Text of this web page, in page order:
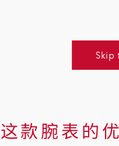
Skip
这款腕表的